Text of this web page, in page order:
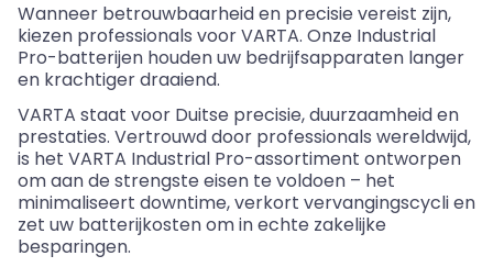
Wanneer betrouwbaarheid en precisie vereist zijn,
kiezen professionals voor VARTA. Onze Industrial
Pro-batterijen houden uw bedrijfsapparaten langer
en krachtiger draaiend.
VARTA staat voor Duitse precisie, duurzaamheid en
prestaties. Vertrouwd door professionals wereldwijd,
is het VARTA Industrial Pro-assortiment ontworpen
om aan de strengste eisen te voldoen – het
minimaliseert downtime, verkort vervangingscycli en
zet uw batterijkosten om in echte zakelijke
besparingen.